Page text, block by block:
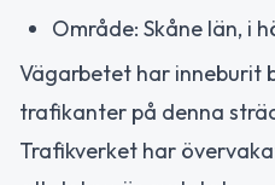
Område: Skåne län, i
Vägarbetet har inneburit
trafikanter på denna
Trafikverket har